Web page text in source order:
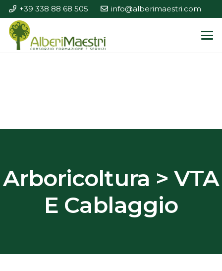
+39 338 88 68 505 info@alberimaestri.com
Arboricoltura > VTA
E Cablaggio